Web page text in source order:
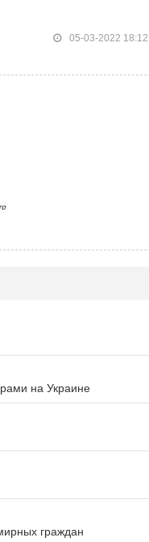
05-03-2022 18:12
на Украине
граждан